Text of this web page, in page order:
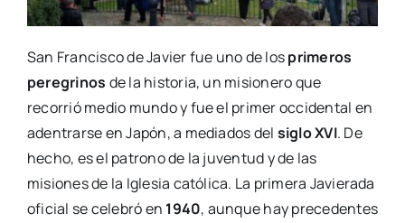
San Francisco de Javier fue uno de losprimeros
peregrinos de la historia, un misionero que
recorrió medio mundo y fue el primer occidental en
adentrarse en Japón, a mediados del siglo XVI. De
hecho, es el patrono de la juventud y de las
misiones de la Iglesia católica. La primera Javierada
oficial se celebró en 1940, aunque hay precedentes